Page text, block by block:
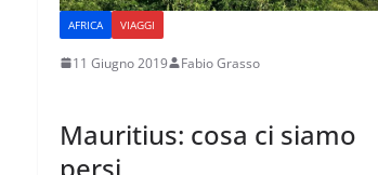
AFRICA VIAGGI
11 Giugno 2019 Fabio Grasso
Mauritius: cosa ci siamo
persi